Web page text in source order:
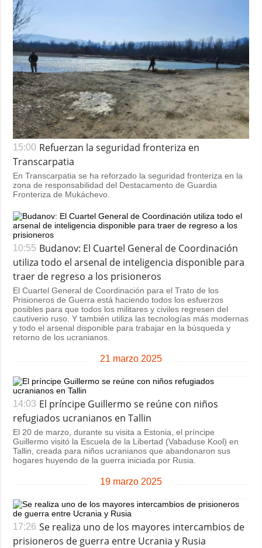
15:00 Refuerzan la seguridad fronteriza en
Transcarpatia
En Transcarpatia se ha reforzado la seguridad fronteriza en la
zona de responsabilidad del Destacamento de Guardia
Fronteriza de Mukáchevo.
10:55 Budanov: El Cuartel General de Coordinación
utiliza todo el arsenal de inteligencia disponible para
traer de regreso a los prisioneros
El Cuartel General de Coordinación para el Trato de los
Prisioneros de Guerra está haciendo todos los esfuerzos
posibles para que todos los militares y civiles regresen del
cautiverio ruso. Y también utiliza las tecnologías más modernas
y todo el arsenal disponible para trabajar en la búsqueda y
retorno de los ucranianos.
21 marzo 2025
14:03 El príncipe Guillermo se reúne con niños
refugiados ucranianos en Tallin
El 20 de marzo, durante su visita a Estonia, el príncipe
Guillermo visitó la Escuela de la Libertad (Vabaduse Kool) en
Tallin, creada para niños ucranianos que abandonaron sus
hogares huyendo de la guerra iniciada por Rusia.
19 marzo 2025
17:26 Se realiza uno de los mayores intercambios de
prisioneros de guerra entre Ucrania y Rusia